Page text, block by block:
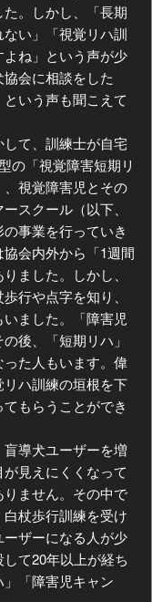
。しかし、「長期
い」「視覚リハ訓
ね」という声が少
会に相談をした
いう声も聞こえて
て、訓練士が自宅
の「視覚障害短期リ
視覚障害児とその
スクール（以下、
事業を行っていき
会内外から「1週間
ました。しかし、
行や点字を知り、
ました。「障害児
後、「短期リハ」
た人もいます。偉
ハ訓練の垣根を下
もらうことができ
導犬ユーザーを増
見えにくくなって
ません。その中で
杖歩行訓練を受け
ザーになる人が少
て20年以上が経ち
「障害児キャン